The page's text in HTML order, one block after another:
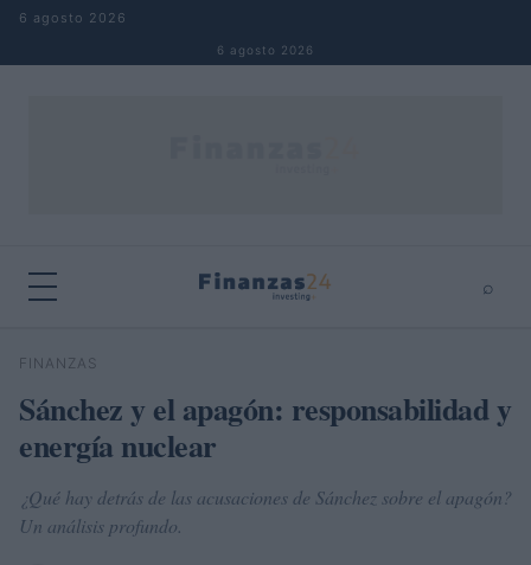
Saltar al contenido
6 agosto 2026
6 agosto 2026
⌕
Buscar
FINANZAS
Sánchez y el apagón: responsabilidad y
energía nuclear
¿Qué hay detrás de las acusaciones de Sánchez sobre el apagón?
Un análisis profundo.